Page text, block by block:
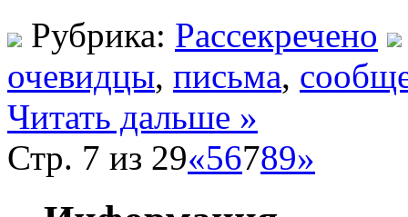
Рубрика: Рассекречено
очевидцы, письма,
Читать дальше »
Стр. 7 из 29«56789»